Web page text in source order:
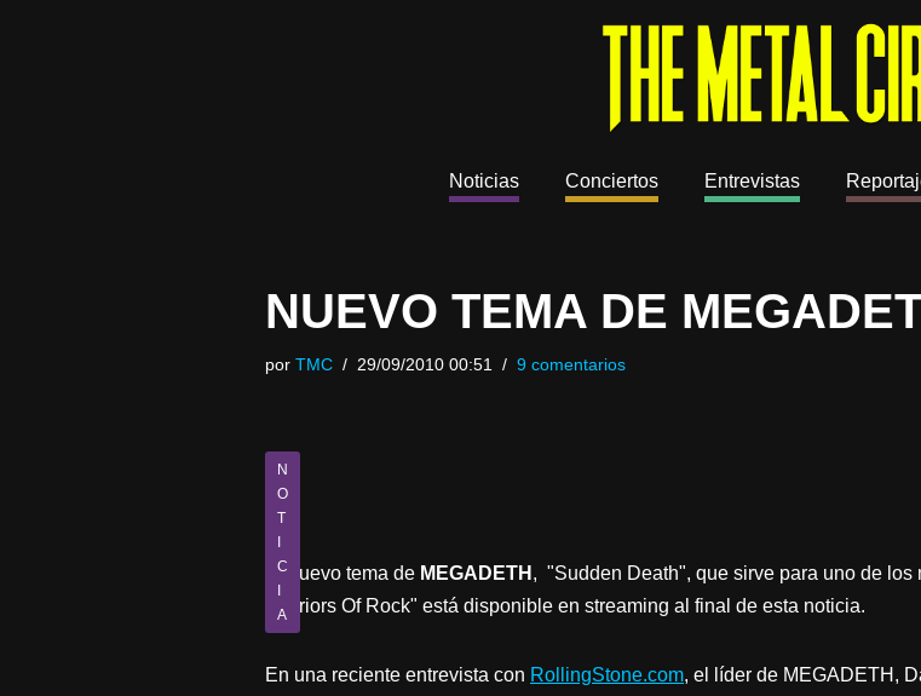
Noticias Conciertos Entrevistas
NUEVO TEMA DE
por TMC 29/09/2010 00:51 9 comentarios
N
O
T
C
A
El nuevo tema de MEGADETH , "Sudden Death", que sirve para uno de
Warriors Of Rock" está disponible en streaming al final de esta noticia.
En una reciente entrevista con RollingStone.com, el líder de MEGADETH,